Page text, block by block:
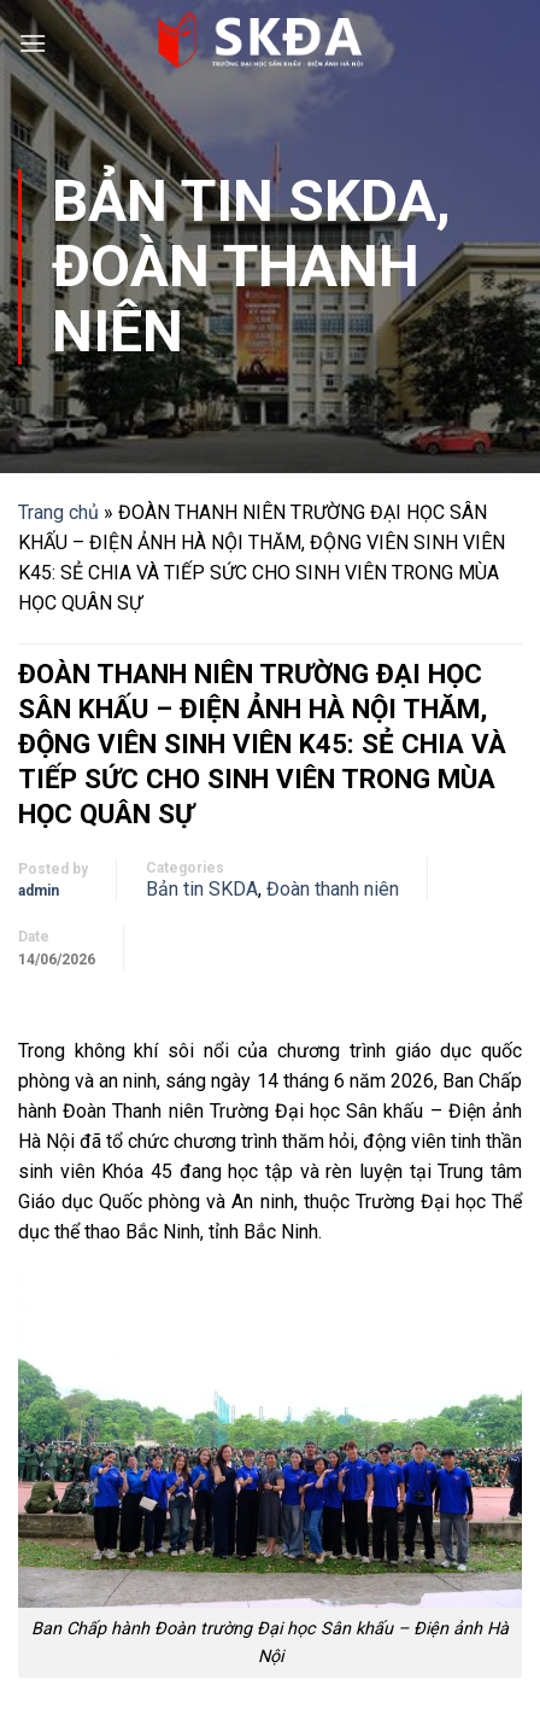
Skip
to
content
BẢN TIN SKDA,
ĐOÀN THANH
NIÊN
Trang chủ » ĐOÀN THANH NIÊN TRƯỜNG ĐẠI HỌC SÂN
KHẤU – ĐIỆN ẢNH HÀ NỘI THĂM, ĐỘNG VIÊN SINH VIÊN
K45: SẺ CHIA VÀ TIẾP SỨC CHO SINH VIÊN TRONG MÙA
HỌC QUÂN SỰ
ĐOÀN THANH NIÊN TRƯỜNG ĐẠI HỌC
SÂN KHẤU – ĐIỆN ẢNH HÀ NỘI THĂM,
ĐỘNG VIÊN SINH VIÊN K45: SẺ CHIA VÀ
TIẾP SỨC CHO SINH VIÊN TRONG MÙA
HỌC QUÂN SỰ
Posted by
admin
Categories
Bản tin SKDA, Đoàn thanh niên
Date
14/06/2026
Trong không khí sôi nổi của chương trình giáo dục quốc
phòng và an ninh, sáng ngày 14 tháng 6 năm 2026, Ban Chấp
hành Đoàn Thanh niên Trường Đại học Sân khấu – Điện ảnh
Hà Nội đã tổ chức chương trình thăm hỏi, động viên tinh thần
sinh viên Khóa 45 đang học tập và rèn luyện tại Trung tâm
Giáo dục Quốc phòng và An ninh, thuộc Trường Đại học Thể
dục thể thao Bắc Ninh, tỉnh Bắc Ninh.
Ban Chấp hành Đoàn trường Đại học Sân khấu – Điện ảnh Hà
Nội